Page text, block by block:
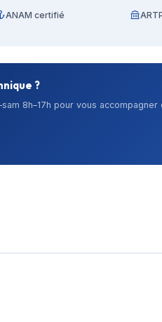
ANAM certifié
?
8h–17h pour vous accompagner